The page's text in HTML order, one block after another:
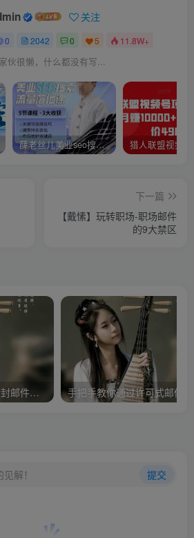
关注
0 2042 0 5 11.8W+
伙很懒，什么都没有写...
薛老丝儿美业seo搜索流量落地课，一周暴涨20w粉丝，全干货讲解
下一篇
【戴愫】玩转职场-职场邮件
的9大禁区
每天邮件营销3万-5万封邮件，实战月入万元，附带工具
解！ 提交